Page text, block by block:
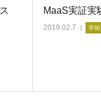
MaaS実証実
2019.02.7 学